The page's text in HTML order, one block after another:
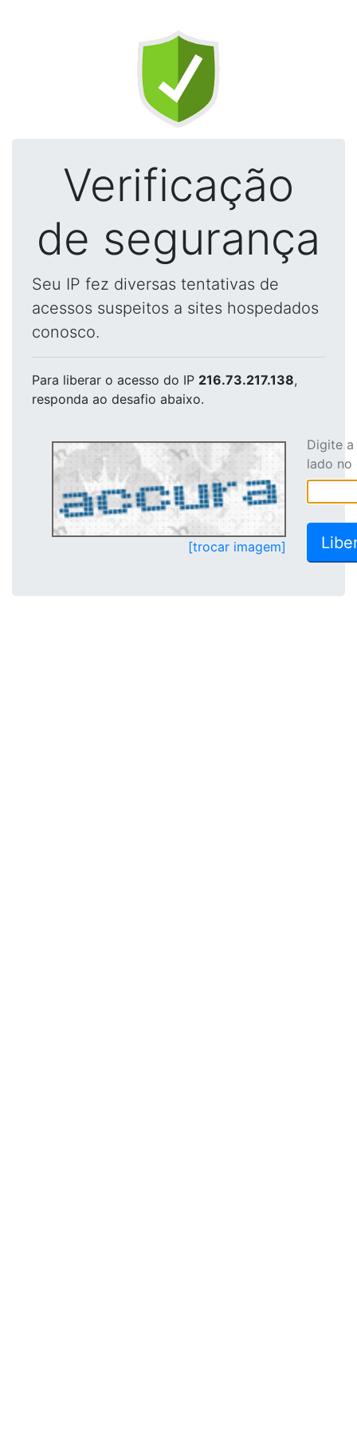
Verificação
de segurança
Seu IP fez diversas tentativas de
acessos suspeitos a sites hospedados
conosco.
Para liberar o acesso do IP 216.73.217.138,
responda ao desafio abaixo.
[trocar imagem]
Digite
lado no